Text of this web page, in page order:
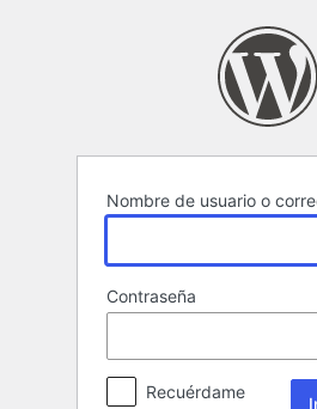
Nombre de usuario o
Contraseña
Recuérdame